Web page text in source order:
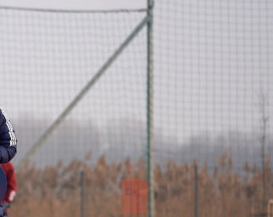
MENETREND
VIDEOTON FC FEHÉRVÁR
NŐI NB I